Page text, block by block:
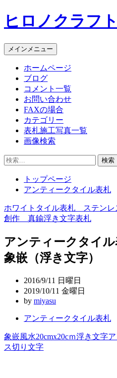
コ
ン
ン
ツ
ヒロノクラフ
メインメニュー
ホームページ
ブログ
コメント一覧
お問い合わせ
FAXの場合
カテゴリー
表札施工写真一覧
画像検索
検
トップページ
アンティークタイル表札
投
稿
ナ
ビ
ン
ホワイトタイル表札 ステンレ
創作 真鍮浮き文字表札
アンティークタイ
象嵌（浮き文字）
2016/9/11 日曜日
2019/10/11 金曜日
by miyasu
アンティークタイル表札
象嵌風水20cmx20cｍ浮き文字
ス切り文字